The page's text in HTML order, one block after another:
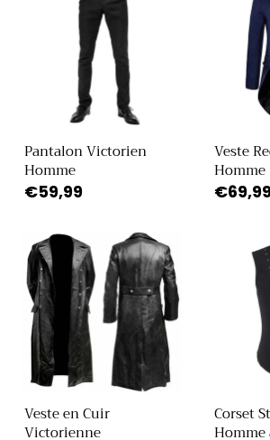
o
n
Pantalon Victorien
Homme
Prix
€59,99
Veste
Homme
Prix
Veste en Cuir
Victorienne
Corset
Homme